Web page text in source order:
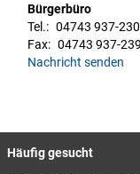
Bürgerbüro
Tel.: 04743 937-
Fax: 04743 937-
Nachricht senden
Häufig gesucht